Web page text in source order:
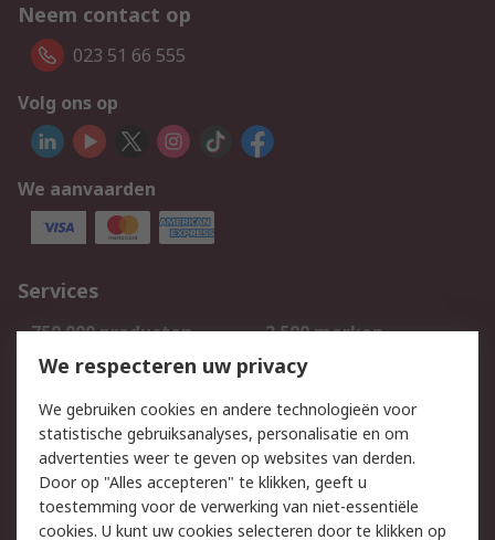
Neem contact op
023 51 66 555
Volg ons op
We aanvaarden
Services
750.000 producten
2.500 merken
Bestellen
Inkoopoplossingen
Track & Trace
Wettelijk
Cookiebeleid Email veiligheid
We respecteren uw privacy
We gebruiken cookies en andere technologieën voor
statistische gebruiksanalyses, personalisatie en om
advertenties weer te geven op websites van derden.
Door op "Alles accepteren" te klikken, geeft u
toestemming voor de verwerking van niet-essentiële
cookies. U kunt uw cookies selecteren door te klikken op